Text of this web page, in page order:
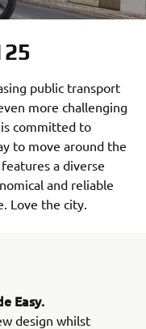
public transport
more challenging
committed to
to move around the
a diverse
and reliable
Love the city.
Easy.
design whilst